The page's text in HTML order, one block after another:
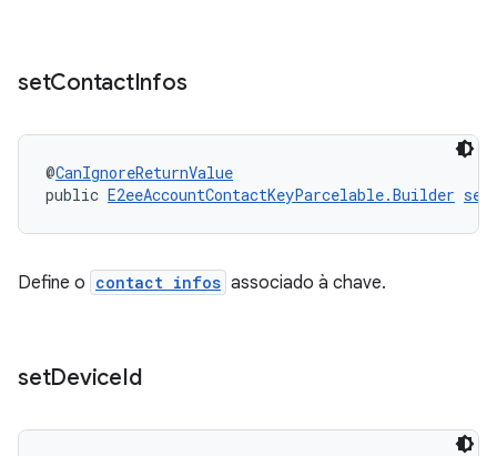
setContactInfos
@CanIgnoreReturnValue
public E2eeAccountContactKeyParcelable.Builder
Define o contact infos associado à chave.
setDeviceId